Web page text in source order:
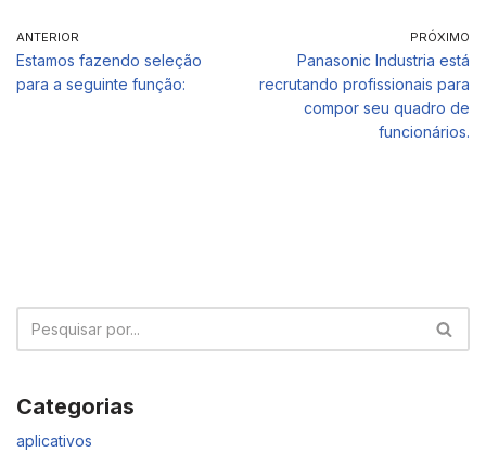
ANTERIOR
Estamos fazendo seleção
para a seguinte função:
PRÓXIMO
Panasonic Industria está
recrutando profissionais para
compor seu quadro de
funcionários.
Categorias
aplicativos